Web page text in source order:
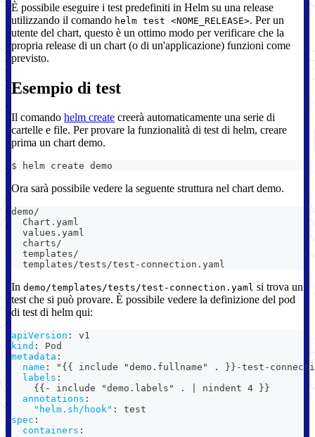
È possibile eseguire i test predefiniti in Helm su una release
utilizzando il comando helm test <NOME_RELEASE>. Per un
utente del chart, questo è un ottimo modo per verificare che la
propria release di un chart (o di un'applicazione) funzioni come
previsto.
Esempio di test
Il comando helm create creerà automaticamente una serie di
cartelle e file. Per provare la funzionalità di test di helm, creare
prima un chart demo.
$ helm create demo
Ora sarà possibile vedere la seguente struttura nel chart demo.
demo/
  Chart.yaml
  values.yaml
  charts/
  templates/
  templates/tests/test-connection.yaml
In demo/templates/tests/test-connection.yaml si trova un
test che si può provare. È possibile vedere la definizione del pod
di test di helm qui:
apiVersion :
v1
kind :
Pod
metadata :
name : " { { include "demo.fullname" . } } -test -
labels :
{ { - include "demo.labels" . nindent 4 } }
annotations :
"helm.sh/hook" :
test
spec :
containers :